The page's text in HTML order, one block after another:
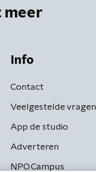
meer
Info
Contact
Veelgestelde vragen
App de studio
Adverteren
NPO Campus